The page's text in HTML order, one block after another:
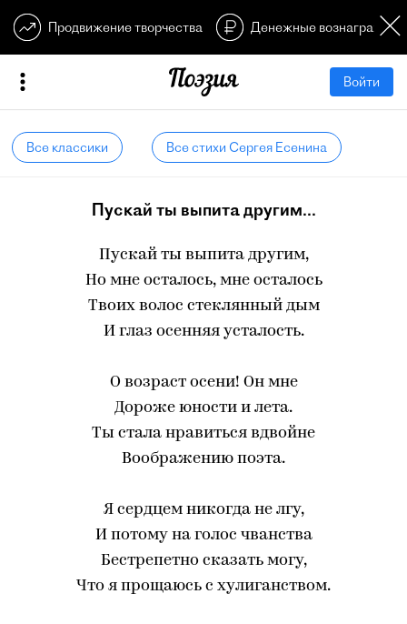
Продвижение творчества Денежные
Войти
Все классики Все стихи Сергея Есенина
Пускай ты выпита другим...
Пускай ты выпита другим,
Но мне осталось, мне осталось
Твоих волос стеклянный дым
И глаз осенняя усталость.
О возраст осени! Он мне
Дороже юности и лета.
Ты стала нравиться вдвойне
Воображению поэта.
Я сердцем никогда не лгу,
И потому на голос чванства
Бестрепетно сказать могу,
Что я прощаюсь с хулиганством.